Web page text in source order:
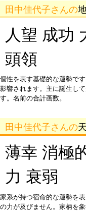
田中佳代子さんの
人望 成功
頭領
個性を表す基礎的な運勢で
影響されます。主に誕生し
す。名前の合計画数。
田中佳代子さんの
薄幸 消極
力 衰弱
家系が持つ宿命的な運勢を
の力が及びません。家柄を